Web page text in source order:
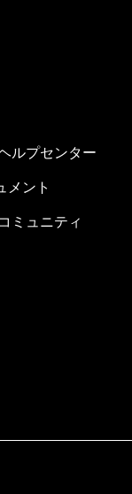
ルプセンター
メント
ミュニティ